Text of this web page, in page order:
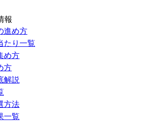
報
進め方
たり一覧
め方
方
解説
方法
一覧